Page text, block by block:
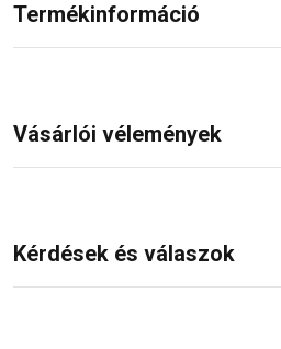
Termékinformáció
Vásárlói vélemények
Kérdések és válaszok